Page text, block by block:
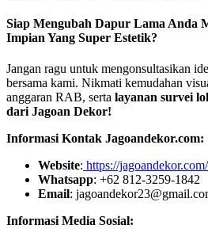
Siap Mengubah Dapur Lama Anda
Impian Yang Super Estetik?
Jangan ragu untuk mengonsultasikan
bersama kami. Nikmati kemudahan
anggaran RAB, serta layanan survei
dari Jagoan Dekor!
Informasi Kontak Jagoandekor.com:
Website: https://
Whatsapp: +62 812-3259-1842
Email:
Informasi Media Sosial: